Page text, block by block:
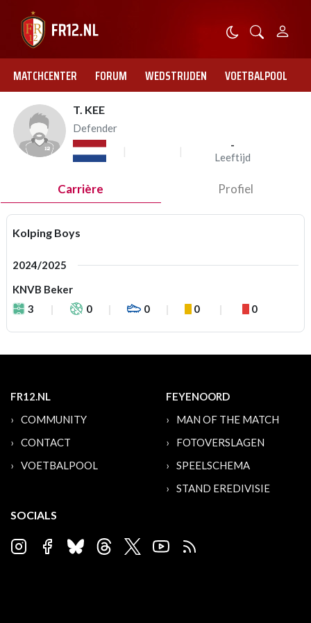
MATCHCENTER FORUM WEDSTRIJDEN VOETBALPOOL
T. KEE
Defender
-
Leeftijd
Carrière Profiel
Kolping Boys
2024/2025
KNVB Beker
3
0 0 0 0
FR12.NL
COMMUNITY
CONTACT
VOETBALPOOL
FEYENOORD
MAN OF THE MATCH
FOTOVERSLAGEN
SPEELSCHEMA
STAND EREDIVISIE
SOCIALS